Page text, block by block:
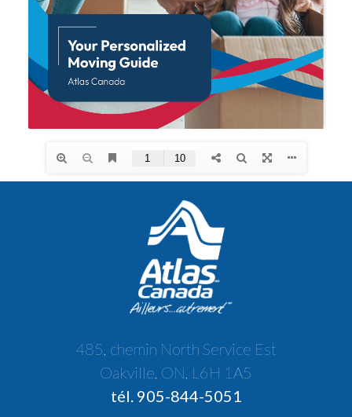
485, chemin North Service Est
Oakville, ON, L6H 1A5
tél. 905-844-5051